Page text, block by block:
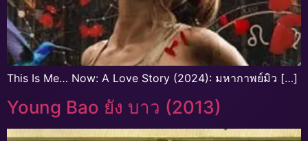
This Is Me… Now: A Love Story (2024): มหากาพย์มิว […]
Young Bao ยัง บาว (2013)